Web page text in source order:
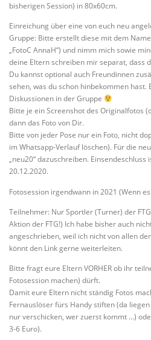
bisherigen Session) in 80x60cm.
Einreichung über eine von euch neu
Gruppe: Bitte erstellt diese mit dem
„FotoC AnnaH“) und nimm mich sowie
deine Eltern schreiben mir separat, dass
Du kannst optional auch Freundinnen
sehen, was du schon hinbekommen
Diskussionen in der Gruppe
Bitte je ein Screenshot des Originalfotos
dann das Foto von Dir.
Bitte von jeder Pose nur ein Foto, nicht
im Whatsapp-Verlauf löschen). Für die
„neu20“ dazuschreiben.
20.12.2020.
Fotosession irgendwann in 2021 (Wenn
Teilnehmer: Nur Sportler (Turner) der
Aktion der FTG!) Ich habe bisher auch
angeschrieben, weil ich nicht von allen
könnt den Link gerne weiterleiten.
Bitte fragt eure Eltern VORHER ob ihr
Fotosession machen) dürft.
Damit eure Eltern nicht ständig Fotos
Fernauslöser fürs Handy stiften (da
nur verschicken, wer zuerst kommt …)
3-6 Euro).